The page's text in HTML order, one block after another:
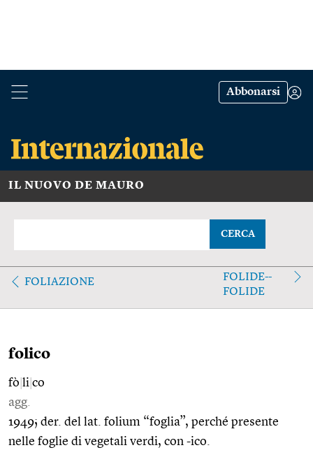
Abbonarsi
IL NUOVO DE MAURO
CERCA
FOLIAZIONE
FOLIDE--
FOLIDE
folico
fò li co
agg.
1949; der. del lat. folium “foglia”, perché presente
nelle foglie di vegetali verdi, con -ico.